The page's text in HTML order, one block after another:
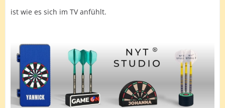
ist wie es sich im TV anfühlt.